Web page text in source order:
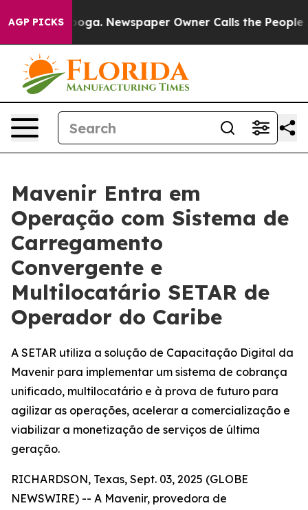
AGP PICKS Newspaper Owner Calls the People
Mavenir Entra em
Operação com Sistema de
Carregamento
Convergente e
Multilocatário SETAR de
Operador do Caribe
A SETAR utiliza a solução de Capacitação Digital da
Mavenir para implementar um sistema de cobrança
unificado, multilocatário e à prova de futuro para
agilizar as operações, acelerar a comercialização e
viabilizar a monetização de serviços de última
geração.
RICHARDSON, Texas, Sept. 03, 2025 (GLOBE
NEWSWIRE) -- A Mavenir, provedora de